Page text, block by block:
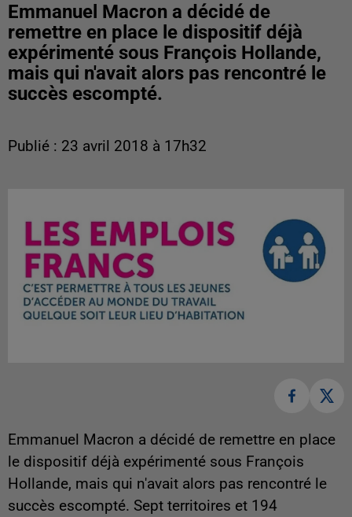
Emmanuel Macron a décidé de
remettre en place le dispositif déjà
expérimenté sous François Hollande,
mais qui n'avait alors pas rencontré le
succès escompté.
Publié : 23 avril 2018 à 17h32
Emmanuel Macron a décidé de remettre en place
le dispositif déjà expérimenté sous François
Hollande, mais qui n'avait alors pas rencontré le
succès escompté. Sept territoires et 194